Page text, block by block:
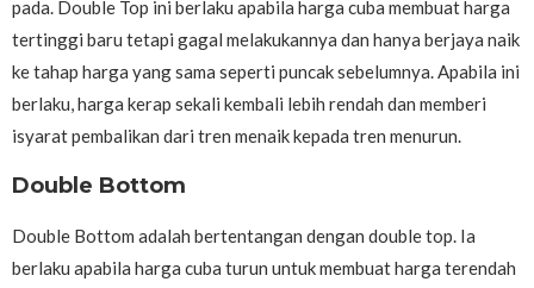
pada. Double Top ini berlaku apabila harga cuba membuat harga
tertinggi baru tetapi gagal melakukannya dan hanya berjaya naik
ke tahap harga yang sama seperti puncak sebelumnya. Apabila ini
berlaku, harga kerap sekali kembali lebih rendah dan memberi
isyarat pembalikan dari tren menaik kepada tren menurun.
Double Bottom
Double Bottom adalah bertentangan dengan double top. Ia
berlaku apabila harga cuba turun untuk membuat harga terendah